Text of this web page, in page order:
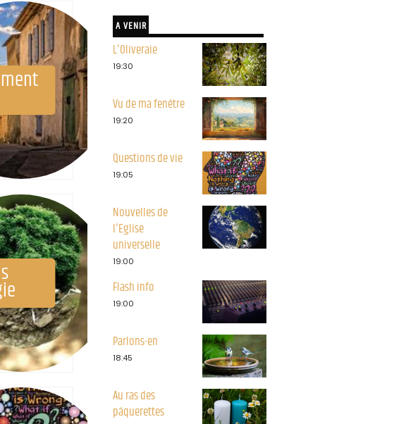
A VENIR
L'Oliveraie
19:30
Vu de ma fenêtre
19:20
Questions de vie
19:05
Nouvelles de
l'Eglise
universelle
19:00
Flash info
19:00
Parlons-en
18:45
Au ras des
pâquerettes